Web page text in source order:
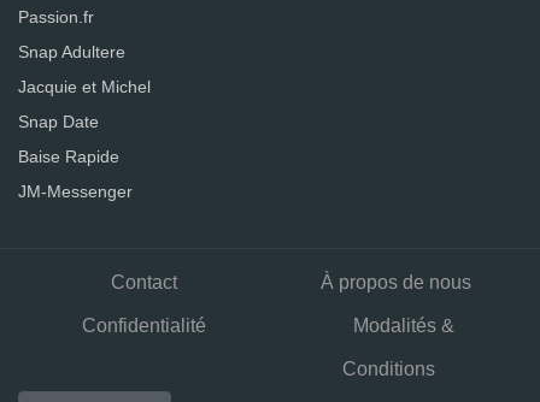
Passion.fr
Snap Adultere
Jacquie et Michel
Snap Date
Baise Rapide
JM-Messenger
Contact À propos de nous
Confidentialité Modalités &
Conditions